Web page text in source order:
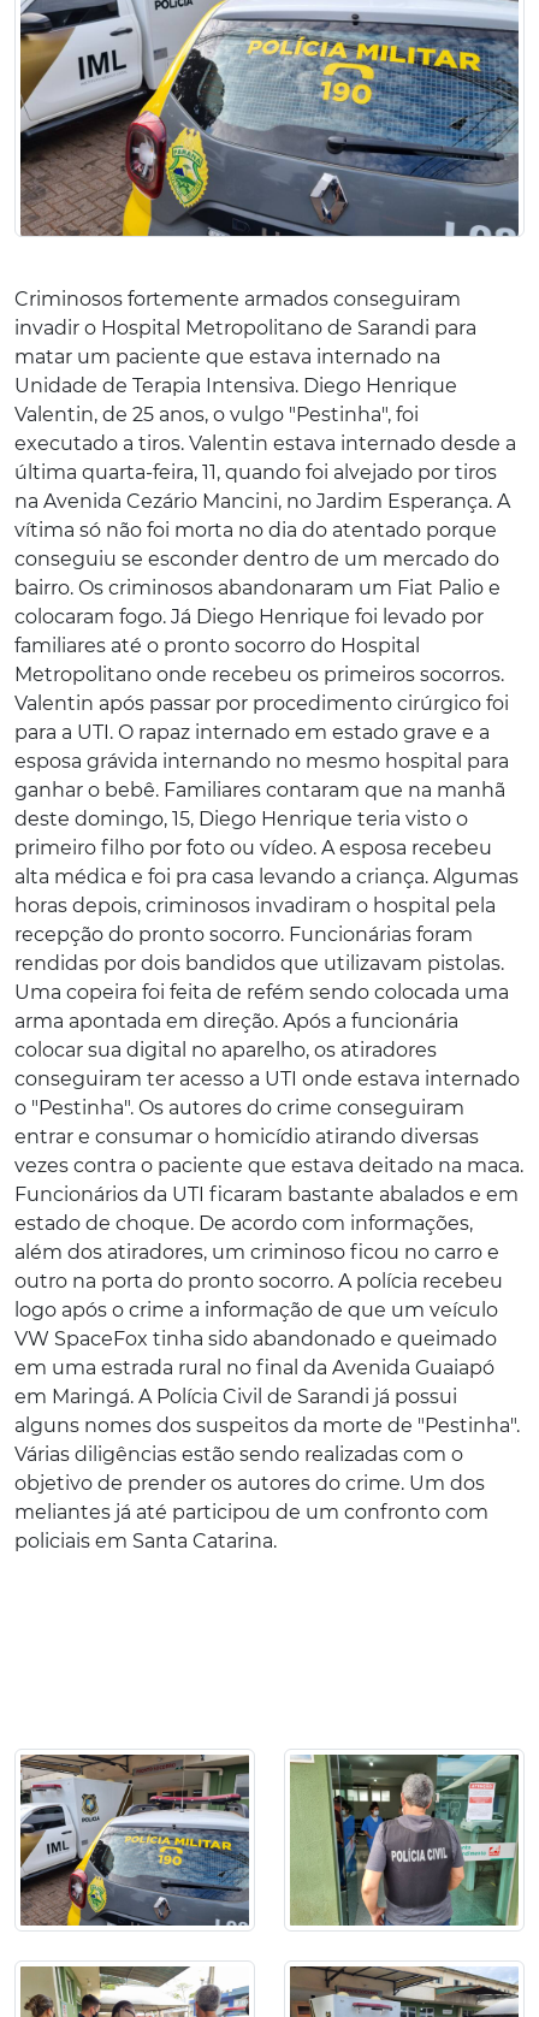
Criminosos fortemente armados conseguiram
invadir o Hospital Metropolitano de Sarandi para
matar um paciente que estava internado na
Unidade de Terapia Intensiva. Diego Henrique
Valentin, de 25 anos, o vulgo "Pestinha", foi
executado a tiros. Valentin estava internado desde a
última quarta-feira, 11, quando foi alvejado por tiros
na Avenida Cezário Mancini, no Jardim Esperança. A
vítima só não foi morta no dia do atentado porque
conseguiu se esconder dentro de um mercado do
bairro. Os criminosos abandonaram um Fiat Palio e
colocaram fogo. Já Diego Henrique foi levado por
familiares até o pronto socorro do Hospital
Metropolitano onde recebeu os primeiros socorros.
Valentin após passar por procedimento cirúrgico foi
para a UTI. O rapaz internado em estado grave e a
esposa grávida internando no mesmo hospital para
ganhar o bebê. Familiares contaram que na manhã
deste domingo, 15, Diego Henrique teria visto o
primeiro filho por foto ou vídeo. A esposa recebeu
alta médica e foi pra casa levando a criança. Algumas
horas depois, criminosos invadiram o hospital pela
recepção do pronto socorro. Funcionárias foram
rendidas por dois bandidos que utilizavam pistolas.
Uma copeira foi feita de refém sendo colocada uma
arma apontada em direção. Após a funcionária
colocar sua digital no aparelho, os atiradores
conseguiram ter acesso a UTI onde estava internado
o "Pestinha". Os autores do crime conseguiram
entrar e consumar o homicídio atirando diversas
vezes contra o paciente que estava deitado na maca.
Funcionários da UTI ficaram bastante abalados e em
estado de choque. De acordo com informações,
além dos atiradores, um criminoso ficou no carro e
outro na porta do pronto socorro. A polícia recebeu
logo após o crime a informação de que um veículo
VW SpaceFox tinha sido abandonado e queimado
em uma estrada rural no final da Avenida Guaiapó
em Maringá. A Polícia Civil de Sarandi já possui
alguns nomes dos suspeitos da morte de "Pestinha".
Várias diligências estão sendo realizadas com o
objetivo de prender os autores do crime. Um dos
meliantes já até participou de um confronto com
policiais em Santa Catarina.